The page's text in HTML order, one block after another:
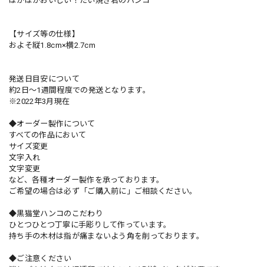
【サイズ等の仕様】
およそ縦1.8cm×横2.7cm
発送日目安について
約2日〜1週間程度での発送となります。
※2022年3月現在
◆オーダー製作について
すべての作品において
サイズ変更
文字入れ
文字変更
など、各種オーダー製作を承っております。
ご希望の場合は必ず「ご購入前に」ご相談ください。
◆黒猫堂ハンコのこだわり
ひとつひとつ丁寧に手彫りして作っています。
持ち手の木材は指が痛まないよう角を削っております。
◆ご注意ください